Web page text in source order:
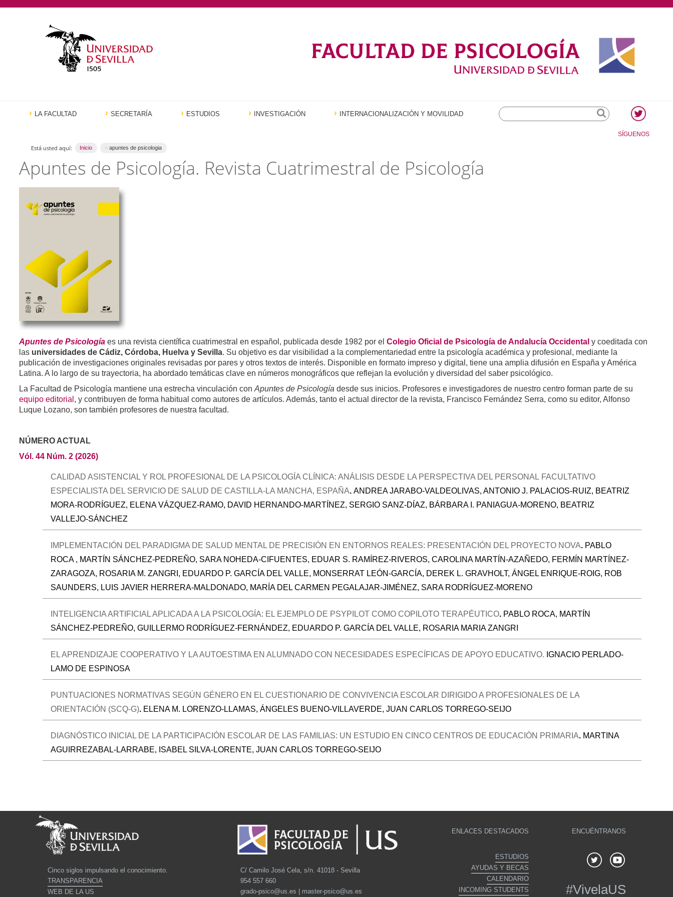
LA FACULTAD SECRETARÍA ESTUDIOS INVESTIGACIÓN INTERNACIONALIZACIÓN Y MOVILIDAD
Search
SÍGUENOS
Está usted aquí: Inicio apuntes de psicologia
Apuntes de Psicología. Revista Cuatrimestral de Psicología
Apuntes de Psicología es una revista científica cuatrimestral en español, publicada desde 1982 por el Colegio Oficial de Psicología de Andalucía Occidental y coeditada con
las universidades de Cádiz, Córdoba, Huelva y Sevilla. Su objetivo es dar visibilidad a la complementariedad entre la psicología académica y profesional, mediante la
publicación de investigaciones originales revisadas por pares y otros textos de interés. Disponible en formato impreso y digital, tiene una amplia difusión en España y América
Latina. A lo largo de su trayectoria, ha abordado temáticas clave en números monográficos que reflejan la evolución y diversidad del saber psicológico.
La Facultad de Psicología mantiene una estrecha vinculación con Apuntes de Psicología desde sus inicios. Profesores e investigadores de nuestro centro forman parte de su
equipo editorial , y contribuyen de forma habitual como autores de artículos. Además, tanto el actual director de la revista, Francisco Fernández Serra, como su editor, Alfonso
Luque Lozano, son también profesores de nuestra facultad.
NÚMERO ACTUAL
Vól. 44 Núm. 2 (2026)
CALIDAD ASISTENCIAL Y ROL PROFESIONAL DE LA PSICOLOGÍA CLÍNICA: ANÁLISIS DESDE LA PERSPECTIVA DEL PERSONAL FACULTATIVO
ESPECIALISTA DEL SERVICIO DE SALUD DE CASTILLA-LA MANCHA, ESPAÑA. ANDREA JARABO-VALDEOLIVAS, ANTONIO J. PALACIOS-RUIZ, BEATRIZ
MORA-RODRÍGUEZ, ELENA VÁZQUEZ-RAMO, DAVID HERNANDO-MARTÍNEZ, SERGIO SANZ-DÍAZ, BÁRBARA I. PANIAGUA-MORENO, BEATRIZ
VALLEJO-SÁNCHEZ
IMPLEMENTACIÓN DEL PARADIGMA DE SALUD MENTAL DE PRECISIÓN EN ENTORNOS REALES: PRESENTACIÓN DEL PROYECTO NOVA. PABLO
ROCA , MARTÍN SÁNCHEZ-PEDREÑO, SARA NOHEDA-CIFUENTES, EDUAR S. RAMÍREZ-RIVEROS, CAROLINA MARTÍN-AZAÑEDO, FERMÍN MARTÍNEZ-
ZARAGOZA, ROSARIA M. ZANGRI, EDUARDO P. GARCÍA DEL VALLE, MONSERRAT LEÓN-GARCÍA, DEREK L. GRAVHOLT, ÁNGEL ENRIQUE-ROIG, ROB
SAUNDERS, LUIS JAVIER HERRERA-MALDONADO, MARÍA DEL CARMEN PEGALAJAR-JIMÉNEZ, SARA RODRÍGUEZ-MORENO
INTELIGENCIA ARTIFICIAL APLICADA A LA PSICOLOGÍA: EL EJEMPLO DE PSYPILOT COMO COPILOTO TERAPÉUTICO. PABLO ROCA, MARTÍN
SÁNCHEZ-PEDREÑO, GUILLERMO RODRÍGUEZ-FERNÁNDEZ, EDUARDO P. GARCÍA DEL VALLE, ROSARIA MARIA ZANGRI
EL APRENDIZAJE COOPERATIVO Y LA AUTOESTIMA EN ALUMNADO CON NECESIDADES ESPECÍFICAS DE APOYO EDUCATIVO. IGNACIO PERLADO-
LAMO DE ESPINOSA
PUNTUACIONES NORMATIVAS SEGÚN GÉNERO EN EL CUESTIONARIO DE CONVIVENCIA ESCOLAR DIRIGIDO A PROFESIONALES DE LA
ORIENTACIÓN (SCQ-G). ELENA M. LORENZO-LLAMAS, ÁNGELES BUENO-VILLAVERDE, JUAN CARLOS TORREGO-SEIJO
DIAGNÓSTICO INICIAL DE LA PARTICIPACIÓN ESCOLAR DE LAS FAMILIAS: UN ESTUDIO EN CINCO CENTROS DE EDUCACIÓN PRIMARIA. MARTINA
AGUIRREZABAL-LARRABE, ISABEL SILVA-LORENTE, JUAN CARLOS TORREGO-SEIJO
Cinco siglos impulsando el conocimiento.
TRANSPARENCIA
WEB DE LA US
C/ Camilo José Cela, s/n. 41018 - Sevilla
954 557 660
grado-psico@us.es | master-psico@us.es
ENLACES DESTACADOS
ESTUDIOS
AYUDAS Y BECAS
CALENDARIO
INCOMING STUDENTS
ENCUÉNTRANOS
#VivelaUS